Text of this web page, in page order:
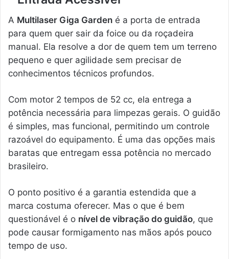
A Multilaser Giga Garden é a porta de entrada
para quem quer sair da foice ou da roçadeira
manual. Ela resolve a dor de quem tem um terreno
pequeno e quer agilidade sem precisar de
conhecimentos técnicos profundos.
Com motor 2 tempos de 52 cc, ela entrega a
potência necessária para limpezas gerais. O guidão
é simples, mas funcional, permitindo um controle
razoável do equipamento. É uma das opções mais
baratas que entregam essa potência no mercado
brasileiro.
O ponto positivo é a garantia estendida que a
marca costuma oferecer. Mas o que é bem
questionável é o nível de vibração do guidão, que
pode causar formigamento nas mãos após pouco
tempo de uso.